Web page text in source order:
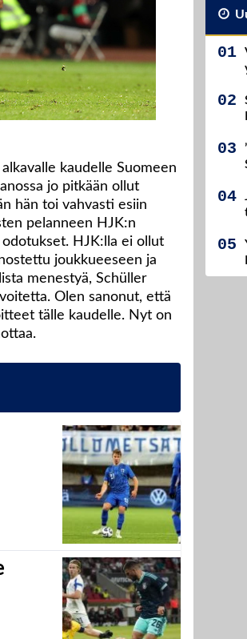
alkavalle kaudelle Suomeen
jo pitkään ollut
hän toi vahvasti esiin
pelanneen HJK:n
HJK:lla ei ollut
joukkueeseen ja
menestyä, Schüller
Olen sanonut, että
tälle kaudelle. Nyt on